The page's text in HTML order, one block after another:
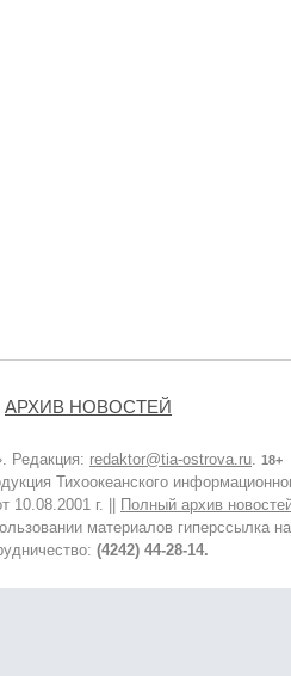
АРХИВ НОВОСТЕЙ
Редакция: redaktor@tia-ostrova.ru 18+
Тихоокеанского
г. ||
Полный архив
материалов гиперссылка
(4242) 44-28-14.